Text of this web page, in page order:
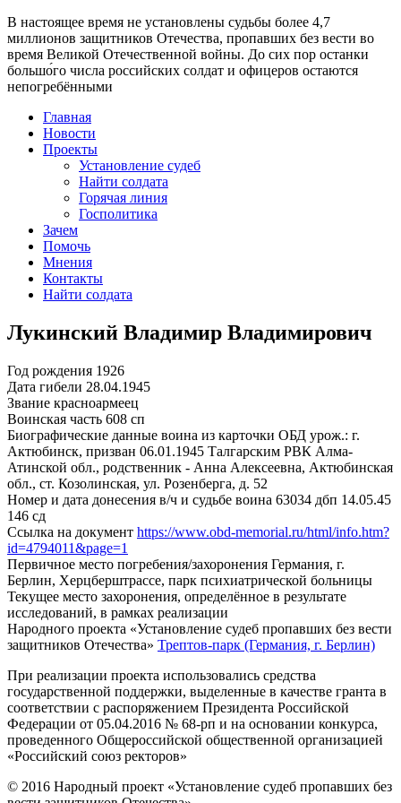
В настоящее время не установлены судьбы более 4,7
миллионов защитников Отечества, пропавших без вести во
время Великой Отечественной войны. До сих пор останки
большо́го числа российских солдат и офицеров остаются
непогребёнными
Главная
Новости
Проекты
Установление судеб
Найти солдата
Горячая линия
Госполитика
Зачем
Помочь
Мнения
Контакты
Найти солдата
Лукинский Владимир Владимирович
Год рождения 1926
Дата гибели 28.04.1945
Звание красноармеец
Воинская часть 608 сп
Биографические данные воина из карточки ОБД урож.: г.
Актюбинск, призван 06.01.1945 Талгарским РВК Алма-
Атинской обл., родственник - Анна Алексеевна, Актюбинская
обл., ст. Козолинская, ул. Розенберга, д. 52
Номер и дата донесения в/ч и судьбе воина 63034 дбп 14.05.45
146 сд
Ссылка на документ https://www.obd-memorial.ru/html/info.htm?
id=4794011&page=1
Первичное место погребения/захоронения Германия, г.
Берлин, Херцберштрассе, парк психиатрической больницы
Текущее место захоронения, определённое в результате
исследований, в рамках реализации
Народного проекта «Установление судеб пропавших без вести
защитников Отечества» Трептов-парк (Германия, г. Берлин)
При реализации проекта использовались средства
государственной поддержки, выделенные в качестве гранта в
соответствии с распоряжением Президента Российской
Федерации от 05.04.2016 № 68-рп и на основании конкурса,
проведенного Общероссийской общественной организацией
«Российский союз ректоров»
© 2016 Народный проект «Установление судеб пропавших без